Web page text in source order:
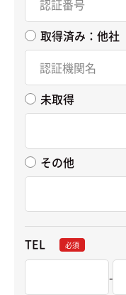
取得済み：他社
未取得
その他
TEL 必須
-